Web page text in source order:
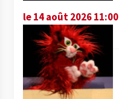
le 14 août 2026 11:00